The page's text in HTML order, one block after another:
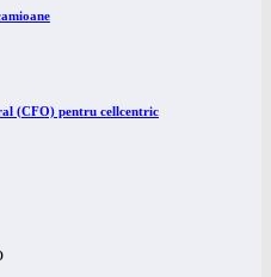
(CFO) pentru cellcentric